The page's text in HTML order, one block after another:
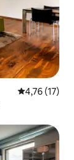
4,76 de uma
4,76 (17)